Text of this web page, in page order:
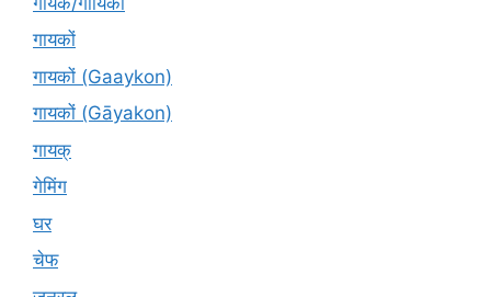
गायकों
गायकों (Gaaykon)
गायकों (Gāyakon)
गायक्
गेमिंग
घर
चेफ